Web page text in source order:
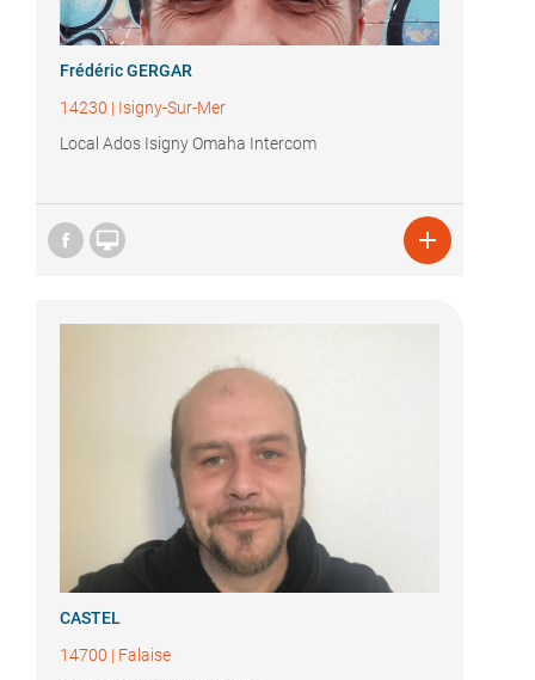
Frédéric GERGAR
14230 | Isigny-Sur-Mer
Local Ados Isigny Omaha Intercom
 
CASTEL
14700 | Falaise